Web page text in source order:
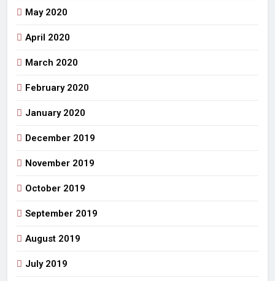
May 2020
April 2020
March 2020
February 2020
January 2020
December 2019
November 2019
October 2019
September 2019
August 2019
July 2019